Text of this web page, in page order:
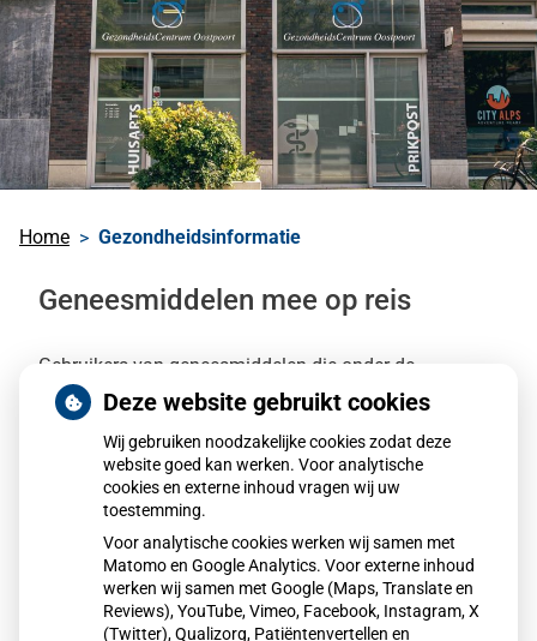
Home Gezondheidsinformatie
Geneesmiddelen mee op reis
Gebruikers van geneesmiddelen die onder de
opiumwet vallen kunnen deze niet zomaar meenemen
naar het buitenland. Hiervoor is een verklaring nodig.
Wat zijn de opiumwetsmiddelen
Welke verklaring is nodig
Deze website gebruikt cookies
Wij gebruiken noodzakelijke cookies zodat deze
website goed kan werken. Voor analytische
cookies en externe inhoud vragen wij uw
toestemming.
Voor analytische cookies werken wij samen met
Matomo en Google Analytics. Voor externe inhoud
werken wij samen met Google (Maps, Translate en
Reviews), YouTube, Vimeo, Facebook, Instagram, X
(Twitter), Qualizorg, Patiëntenvertellen en